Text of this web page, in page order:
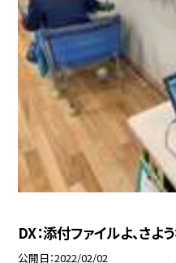
DX：添付ファイルよ、さよ
公開日 2022/02/02